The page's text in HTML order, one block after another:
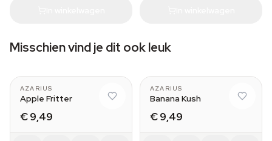
Misschien vind je dit ook leuk
AZARIUS
Apple Fritter
€ 9,49
AZARIUS
Banana Kush
€ 9,49